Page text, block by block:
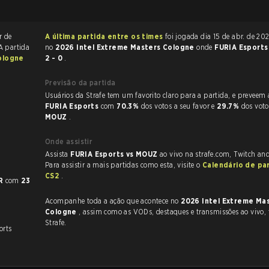
de
partida
com 23
A última partida entre os times
no 2026 Intel Extreme Masters Cologneonde FURIA
2 - 0 .
Previsão da partida
Usuários da Strafe tem um favorito
FURIA Esports com 70.3% dos votos a seu favor e 29.7% dos
MOUZ .
Onde assistir
Assista FURIA Esports vs MOUZ ao vivo na strafe.com, Twitch
Para assistir a mais partidas como esta, visite o Calendário de
CS2 .
Acompanhe toda a ação que acontece no 2026 Intel Extreme
Cologne , assim como as VODs, destaques e transmissões ao vivo, tudo na
Strafe.